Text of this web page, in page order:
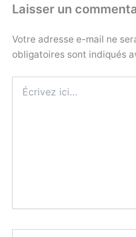
Laisser un
Votre adresse e-mail ne
obligatoires sont indiqués
ici…